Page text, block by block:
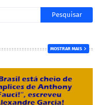
MOSTRAR MAIS